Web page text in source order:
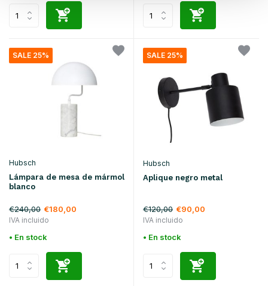
SALE 25%
Hubsch
Lámpara de mesa de mármol
blanco
€240,00 €180,00
IVA incluido
• En stock
SALE 25%
Hubsch
Aplique negro metal
€120,00 €90,00
IVA incluido
• En stock